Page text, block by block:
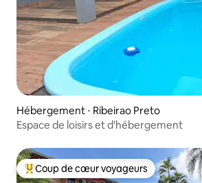
Hébergement ⋅ Ribeirao Preto
Espace de loisirs et d'hébergement
Coups de cœur voyageurs les plus
Coup de cœur voyageurs